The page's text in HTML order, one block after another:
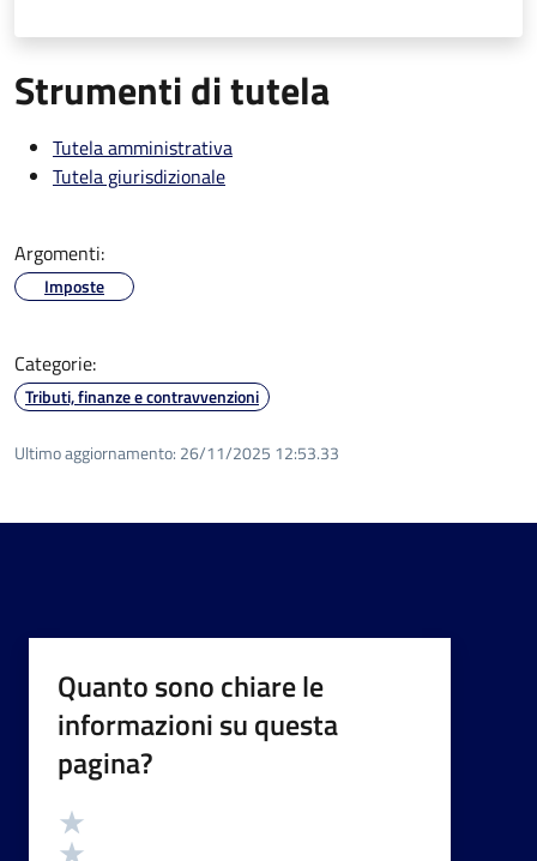
Strumenti di tutela
Tutela amministrativa
Tutela giurisdizionale
Argomenti:
Imposte
Categorie:
Tributi, finanze e contravvenzioni
Ultimo aggiornamento: 26/11/2025 12:53.33
Quanto sono chiare le
informazioni su questa
pagina?
Valutazione